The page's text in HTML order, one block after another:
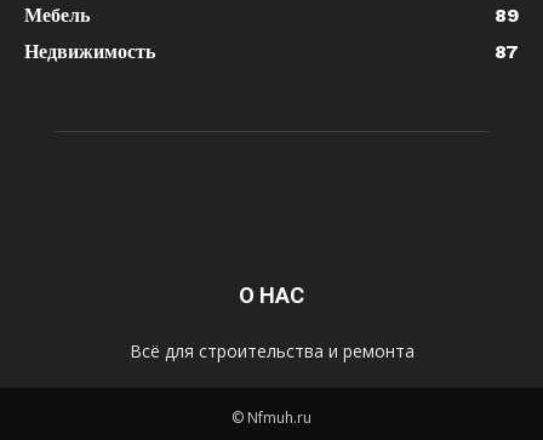
Мебель
89
Недвижимость
87
О НАС
Всё для строительства и ремонта
© Nfmuh.ru